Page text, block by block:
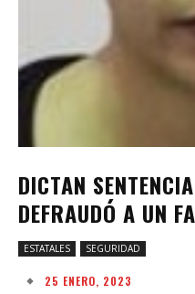
DICTAN
DEFRAUDÓ A UN
ESTATALES SEGURIDAD
25 ENERO, 2023